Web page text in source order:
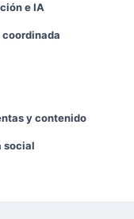
e IA
y contenido
social